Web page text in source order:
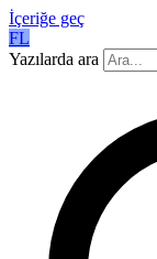
İçeriğe geç
FL
Yazılarda ara